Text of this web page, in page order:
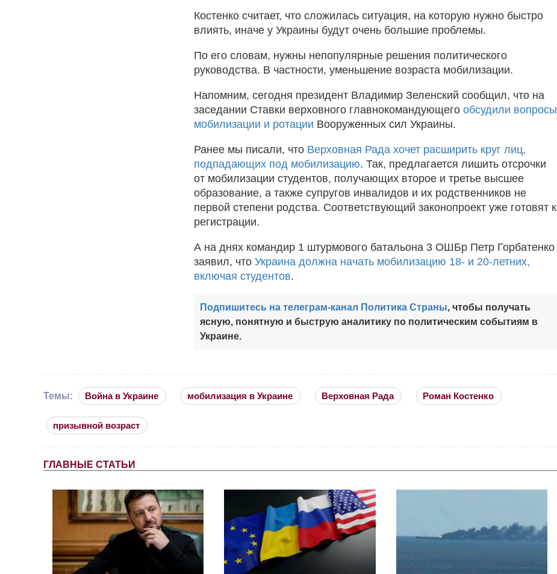
Костенко считает, что сложилась ситуация, на которую нужно быстро
влиять, иначе у Украины будут очень большие проблемы.
По его словам, нужны непопулярные решения политического
руководства. В частности, уменьшение возраста мобилизации.
Напомним, сегодня президент Владимир Зеленский сообщил, что на
заседании Ставки верховного главнокомандующего обсудили вопросы
мобилизации и ротации Вооруженных сил Украины.
Ранее мы писали, что Верховная Рада хочет расширить круг лиц,
подпадающих под мобилизацию. Так, предлагается лишить отсрочки
от мобилизации студентов, получающих второе и третье высшее
образование, а также супругов инвалидов и их родственников не
первой степени родства. Соответствующий законопроект уже готовят к
регистрации.
А на днях командир 1 штурмового батальона 3 ОШБр Петр Горбатенко
заявил, что Украина должна начать мобилизацию 18- и 20-летних,
включая студентов.
Подпишитесь на телеграм-канал Политика Страны, чтобы получать
ясную, понятную и быструю аналитику по политическим событиям в
Украине.
Темы: Война в Украине мобилизация в Украине Верховная Рада Роман Костенко
призывной возраст
ГЛАВНЫЕ СТАТЬИ